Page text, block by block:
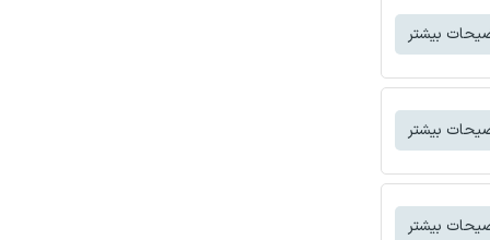
بیشتر
بیشتر
بیشتر